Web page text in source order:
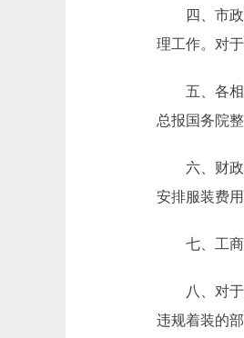
四、市政府
理工作。对
五、各相关
总报国务院
六、财政部
安排服装费用
七、工商行
八、对于
违规着装的